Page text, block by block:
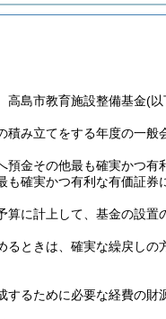
高島市教育施設整備基金(以
積み立てをする年度の一般
金その他最も確実かつ有
確実かつ有利な有価証券
に計上して、基金の設
るときは、確実な繰戻し
るために必要な経費の